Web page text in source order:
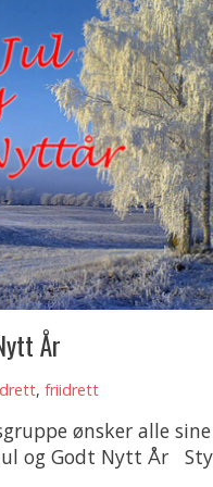
År
, friidrett
ønsker alle sine
og Godt Nytt År